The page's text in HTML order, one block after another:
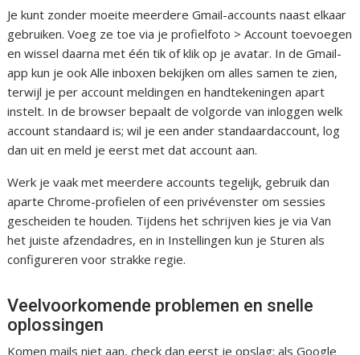
Je kunt zonder moeite meerdere Gmail-accounts naast elkaar
gebruiken. Voeg ze toe via je profielfoto > Account toevoegen
en wissel daarna met één tik of klik op je avatar. In de Gmail-
app kun je ook Alle inboxen bekijken om alles samen te zien,
terwijl je per account meldingen en handtekeningen apart
instelt. In de browser bepaalt de volgorde van inloggen welk
account standaard is; wil je een ander standaardaccount, log
dan uit en meld je eerst met dat account aan.
Werk je vaak met meerdere accounts tegelijk, gebruik dan
aparte Chrome-profielen of een privévenster om sessies
gescheiden te houden. Tijdens het schrijven kies je via Van
het juiste afzendadres, en in Instellingen kun je Sturen als
configureren voor strakke regie.
Veelvoorkomende problemen en snelle
oplossingen
Komen mails niet aan, check dan eerst je opslag; als Google